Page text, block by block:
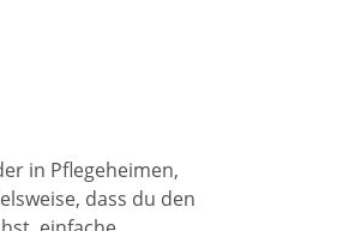
in Pflegeheimen,
dass du den